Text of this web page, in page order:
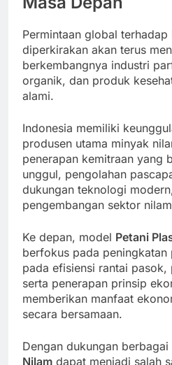
Permintaan global
diperkirakan akan terus
berkembangnya industri
organik, dan produk
alami.
Indonesia memiliki
produsen utama minyak
penerapan kemitraan yang
unggul, pengolahan
dukungan teknologi
pengembangan sektor
Ke depan, model Petani
berfokus pada
pada efisiensi rantai pasok,
serta penerapan prinsip
memberikan manfaat
secara bersamaan.
Dengan dukungan berbagai
Nilam dapat menjadi salah